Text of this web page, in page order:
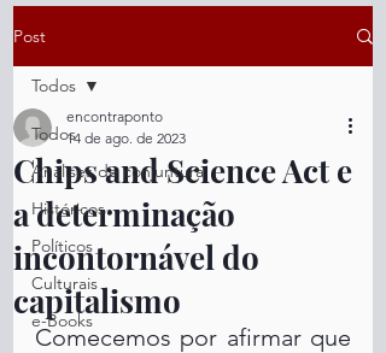
Post
Todos
Análises de conjuntura
Históricos
Políticos
Culturais
e-Books
Todos
Chips and Science Act e
a determinação
incontornável do
capitalismo
encontraponto
14 de ago. de 2023
Comecemos por afirmar que